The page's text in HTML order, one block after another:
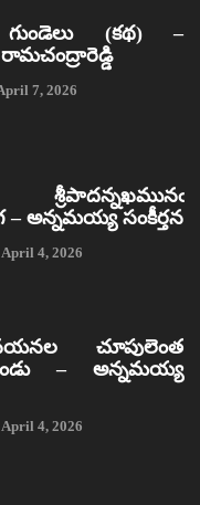
(కథ) –
7, 2026
శ్రీపాదన్నఖమునఁ
– అన్నమయ్య సంకీర్తన
4, 2026
చూపులెంత
– అన్నమయ్య
4, 2026